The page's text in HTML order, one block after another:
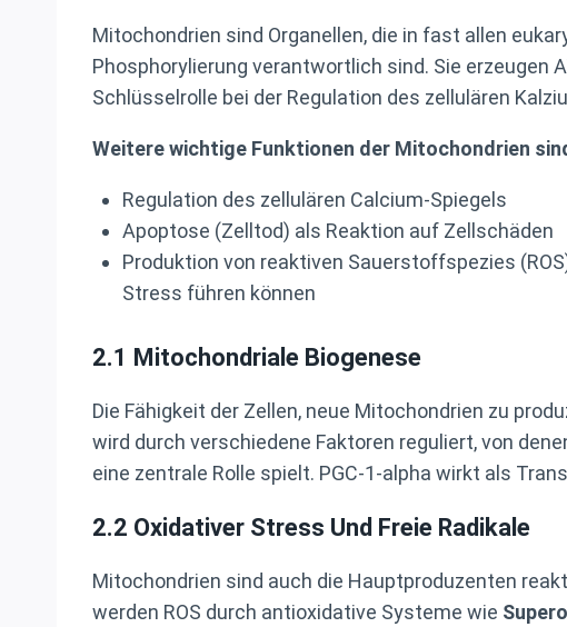
Mitochondrien sind Organellen, die in fast allen
Phosphorylierung verantwortlich sind. Sie erzeugen
Schlüsselrolle bei der Regulation des zellulären
Weitere wichtige Funktionen der Mitochondrien
Regulation des zellulären Calcium-Spiegels
Apoptose (Zelltod) als Reaktion auf Zellschäden
Produktion von reaktiven Sauerstoffspezies
Stress führen können
2.1 Mitochondriale Biogenese
Die Fähigkeit der Zellen, neue Mitochondrien zu
wird durch verschiedene Faktoren reguliert, von
eine zentrale Rolle spielt. PGC-1-alpha wirkt als
2.2 Oxidativer Stress Und Freie Radikale
Mitochondrien sind auch die Hauptproduzenten
werden ROS durch antioxidative Systeme wie